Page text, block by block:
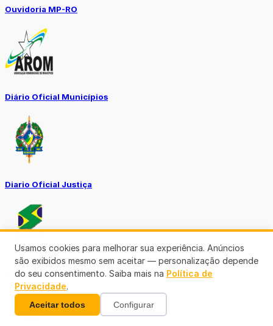
Ouvidoria MP-RO
Diário Oficial Municípios
Diario Oficial Justiça
SINE Municipal
Usamos cookies para melhorar sua experiência. Anúncios
são exibidos mesmo sem aceitar — personalização depende
do seu consentimento. Saiba mais na Política de
Privacidade.
Aceitar todos Configurar